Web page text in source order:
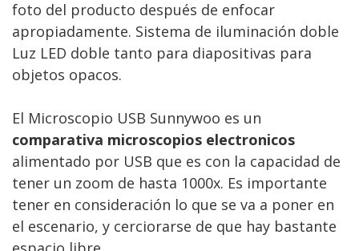
foto del producto después de enfocar
apropiadamente. Sistema de iluminación doble
Luz LED doble tanto para diapositivas para
objetos opacos.
El Microscopio USB Sunnywoo es un
comparativa microscopios electronicos
alimentado por USB que es con la capacidad de
tener un zoom de hasta 1000x. Es importante
tener en consideración lo que se va a poner en
el escenario, y cerciorarse de que hay bastante